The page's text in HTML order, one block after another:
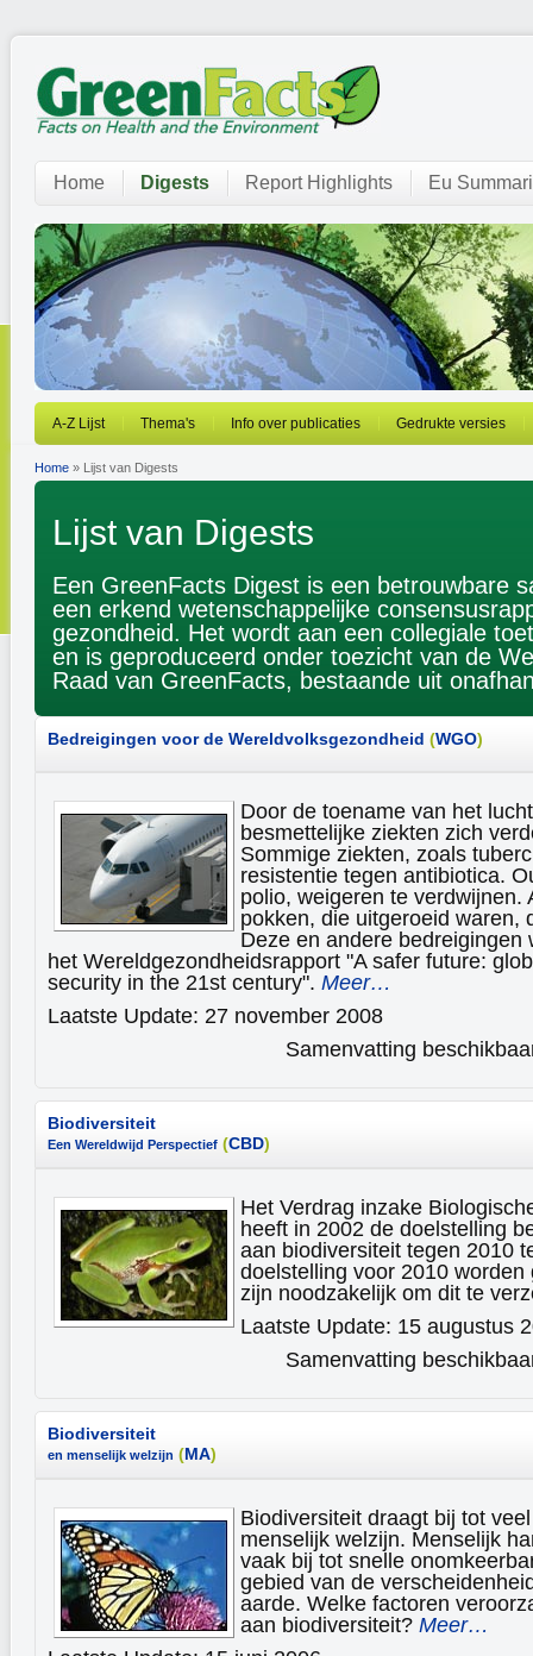
Home Digests Report Highlights Eu
A-Z Lijst Thema's Info over publicaties Gedrukte versies
Home » Lijst van Digests
Lijst van Digests
Een GreenFacts Digest is een betrouwbare
een erkend wetenschappelijke
gezondheid. Het wordt aan een collegiale
en is geproduceerd onder toezicht van de
Raad van GreenFacts, bestaande uit
Bedreigingen voor de Wereldvolksgezondheid (WGO)
Door de toename van het
besmettelijke ziekten zich
Sommige ziekten, zoals
resistentie tegen antibiotica.
polio, weigeren te verdwijnen.
pokken, die uitgeroeid waren,
Deze en andere bedreigingen
het Wereldgezondheidsrapport "A safer future:
security in the 21st century". Meer…
Laatste Update: 27 november 2008
Samenvatting
Biodiversiteit
Een Wereldwijd Perspectief (CBD)
Het Verdrag inzake
heeft in 2002 de doelstelling
aan biodiversiteit tegen 2010
doelstelling voor 2010
zijn noodzakelijk om dit te
Laatste Update: 15 augustus
Samenvatting
Biodiversiteit
en menselijk welzijn (MA)
Biodiversiteit draagt bij tot
menselijk welzijn. Menselijk
vaak bij tot snelle
gebied van de
aarde. Welke factoren
aan biodiversiteit? Meer…